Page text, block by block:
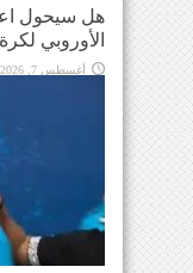
هل سيحول
الأوروبي
أغسطس 7, 2026